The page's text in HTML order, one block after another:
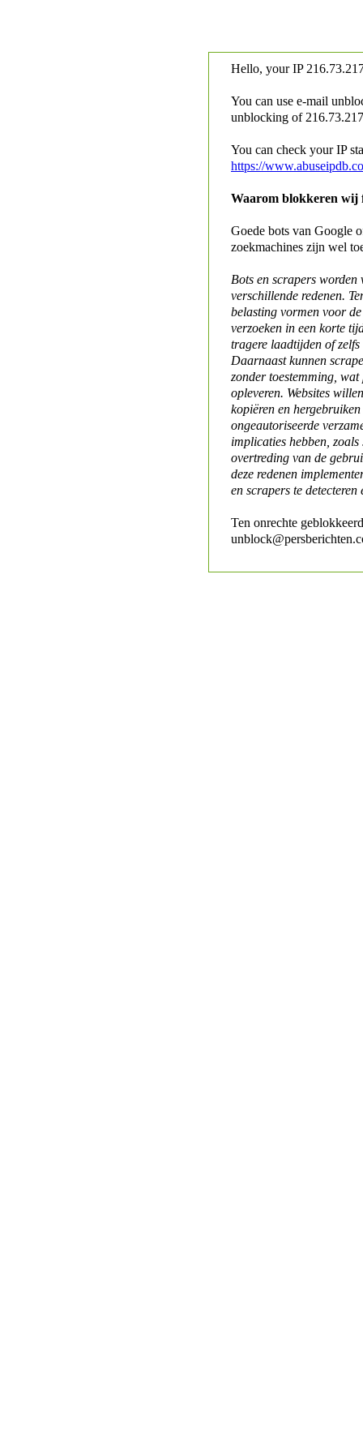
Hello, your IP
You can use e-mail
unblocking of
You can check your IP
https://
Waarom blokkeren wij
Goede bots van Google
zoekmachines zijn wel
Bots en scrapers worden
verschillende redenen.
belasting vormen voor
verzoeken in een korte
tragere laadtijden of
Daarnaast kunnen
zonder toestemming,
opleveren. Websites
kopiëren en
ongeautoriseerde
implicaties hebben,
overtreding van de
deze redenen
en scrapers te detecteren
Ten onrechte